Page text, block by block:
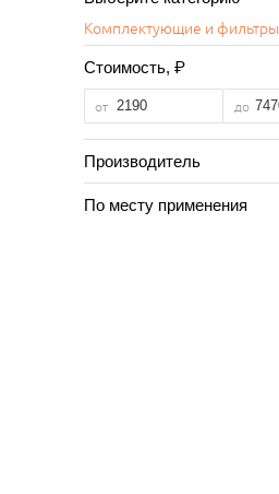
Комплектующие и фильтры
Стоимость, ₽
от до
Производитель
По месту применения